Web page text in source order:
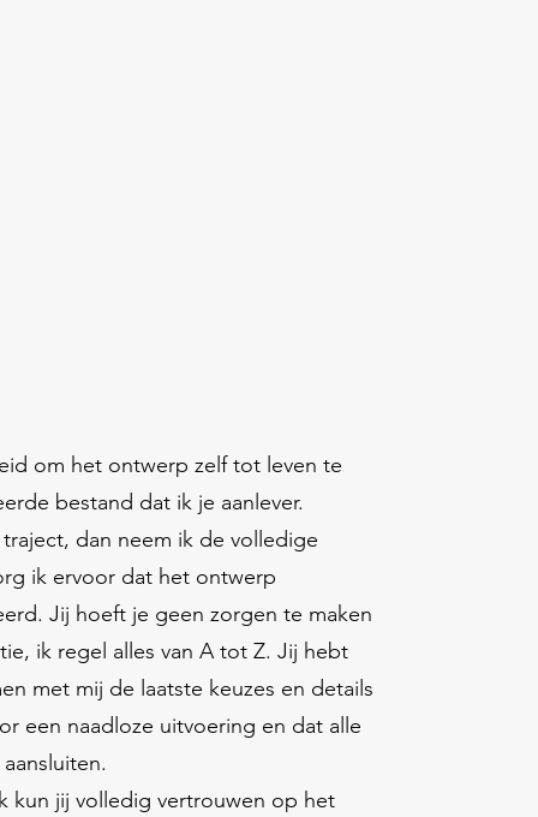
om het ontwerp zelf tot leven te
bestand dat ik je aanlever.
dan neem ik de volledige
ik ervoor dat het ontwerp
Jij hoeft je geen zorgen te maken
ik regel alles van A tot Z. Jij hebt
met mij de laatste keuzes en details
een naadloze uitvoering en dat alle
kun jij volledig vertrouwen op het